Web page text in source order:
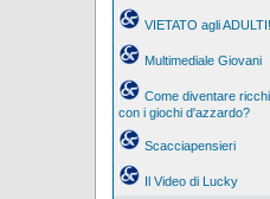
VIETATO agli ADULTI!
Multimediale Giovani
Come diventare ricchi
con i giochi d'azzardo?
Scacciapensieri
Il Video di Lucky